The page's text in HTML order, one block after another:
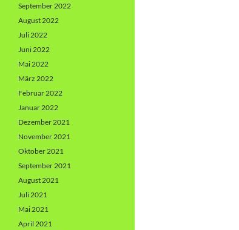
September 2022
August 2022
Juli 2022
Juni 2022
Mai 2022
März 2022
Februar 2022
Januar 2022
Dezember 2021
November 2021
Oktober 2021
September 2021
August 2021
Juli 2021
Mai 2021
April 2021